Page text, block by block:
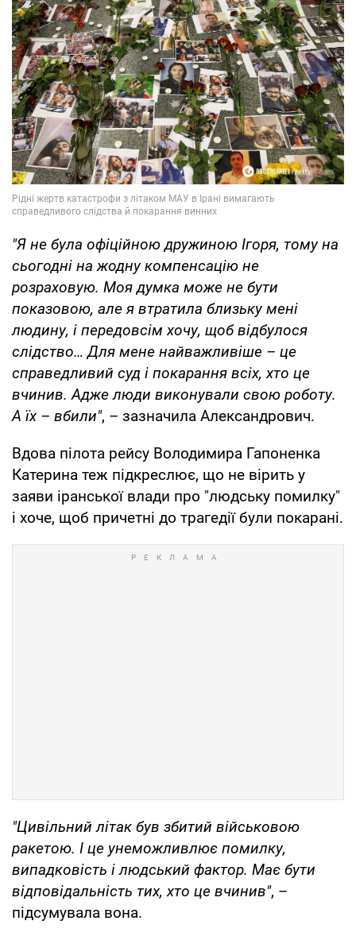
"Я не була офіційною дружиною Ігоря, тому на
сьогодні на жодну компенсацію не
розраховую. Моя думка може не бути
показовою, але я втратила близьку мені
людину, і передовсім хочу, щоб відбулося
слідство… Для мене найважливіше – це
справедливий суд і покарання всіх, хто це
вчинив. Адже люди виконували свою роботу.
А їх – вбили", – зазначила Александрович.
Вдова пілота рейсу Володимира Гапоненка
Катерина теж підкреслює, що не вірить у
заяви іранської влади про "людську помилку"
і хоче, щоб причетні до трагедії були покарані.
"Цивільний літак був збитий військовою
ракетою. І це унеможливлює помилку,
випадковість і людський фактор. Має бути
відповідальність тих, хто це вчинив", –
підсумувала вона.